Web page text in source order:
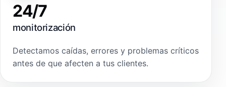
24/7
monitorización
Detectamos caídas, errores y problemas críticos
antes de que afecten a tus clientes.